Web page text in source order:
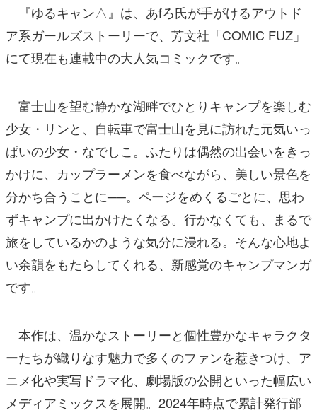
『ゆるキャン△』は、あfろ氏が手がけるアウトド
ア系ガールズストーリーで、芳文社「COMIC FUZ」
にて現在も連載中の大人気コミックです。
富士山を望む静かな湖畔でひとりキャンプを楽しむ
少女・リンと、自転車で富士山を見に訪れた元気いっ
ぱいの少女・なでしこ。ふたりは偶然の出会いをきっ
かけに、カップラーメンを食べながら、美しい景色を
分かち合うことに──。ページをめくるごとに、思わ
ずキャンプに出かけたくなる。行かなくても、まるで
旅をしているかのような気分に浸れる。そんな心地よ
い余韻をもたらしてくれる、新感覚のキャンプマンガ
です。
本作は、温かなストーリーと個性豊かなキャラクタ
ーたちが織りなす魅力で多くのファンを惹きつけ、ア
ニメ化や実写ドラマ化、劇場版の公開といった幅広い
メディアミックスを展開。2024年時点で累計発行部